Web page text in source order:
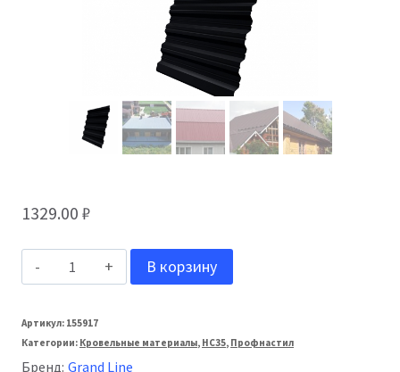
1329.00 ₽
Количество
Grand
Line
В корзину
Артикул: 155917
Категории: Кровельные материалы, НС35, Профнастил
Бренд: Grand Line